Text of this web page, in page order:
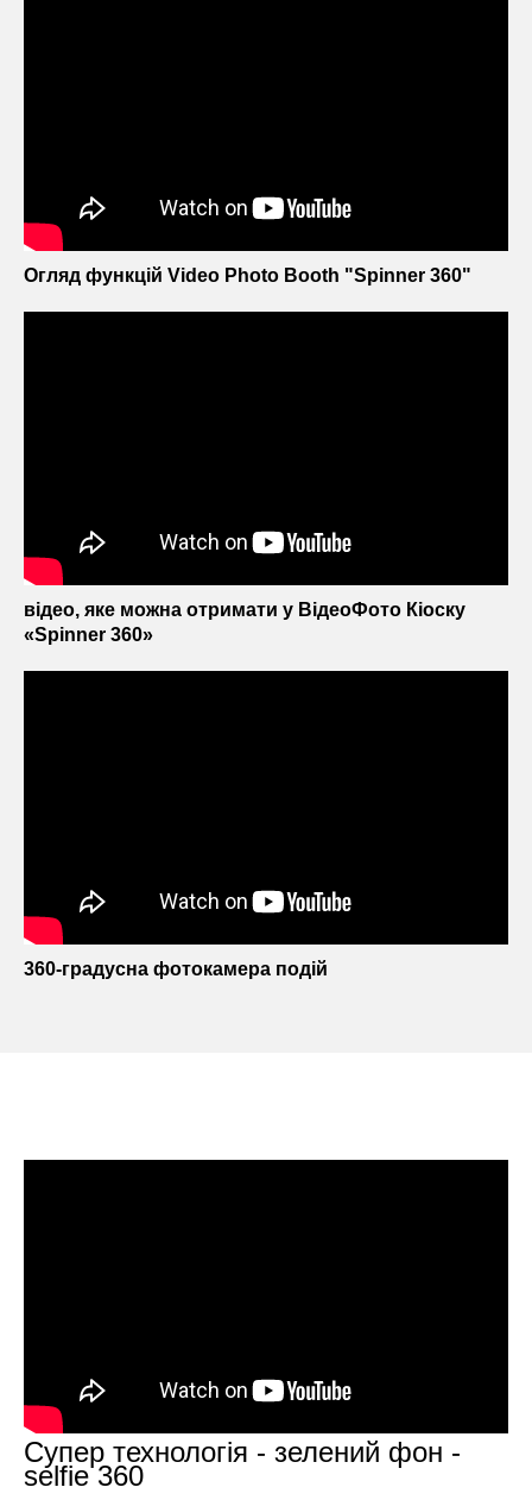
Огляд функцій Video Photo Booth "Spinner 360"
відео, яке можна отримати у ВідеоФото Кіоску
«Spinner 360»
360-градусна фотокамера подій
Супер технологія - зелений фон -
selfie 360